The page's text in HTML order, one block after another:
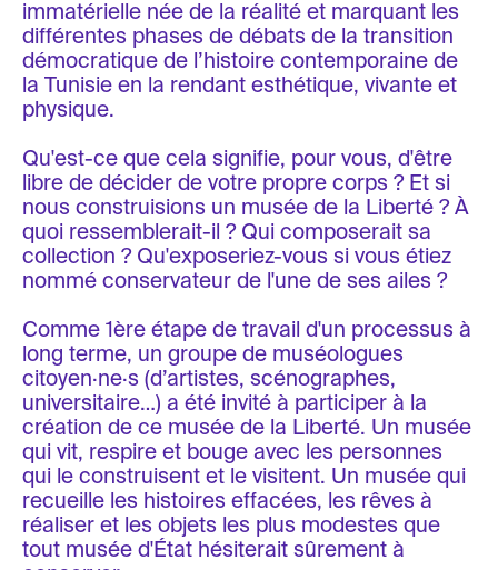
immatérielle née de la réalité et marquant les
différentes phases de débats de la transition
démocratique de l’histoire contemporaine de
la Tunisie en la rendant esthétique, vivante et
physique.
Qu'est-ce que cela signifie, pour vous, d'être
libre de décider de votre propre corps ? Et si
nous construisions un musée de la Liberté ? À
quoi ressemblerait-il ? Qui composerait sa
collection ? Qu'exposeriez-vous si vous étiez
nommé conservateur de l'une de ses ailes ?
Comme 1ère étape de travail d'un processus à
long terme, un groupe de muséologues
citoyen·ne·s (d’artistes, scénographes,
universitaire…) a été invité à participer à la
création de ce musée de la Liberté. Un musée
qui vit, respire et bouge avec les personnes
qui le construisent et le visitent. Un musée qui
recueille les histoires effacées, les rêves à
réaliser et les objets les plus modestes que
tout musée d'État hésiterait sûrement à